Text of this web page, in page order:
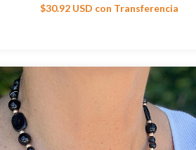
$30.92 USD con Transferencia